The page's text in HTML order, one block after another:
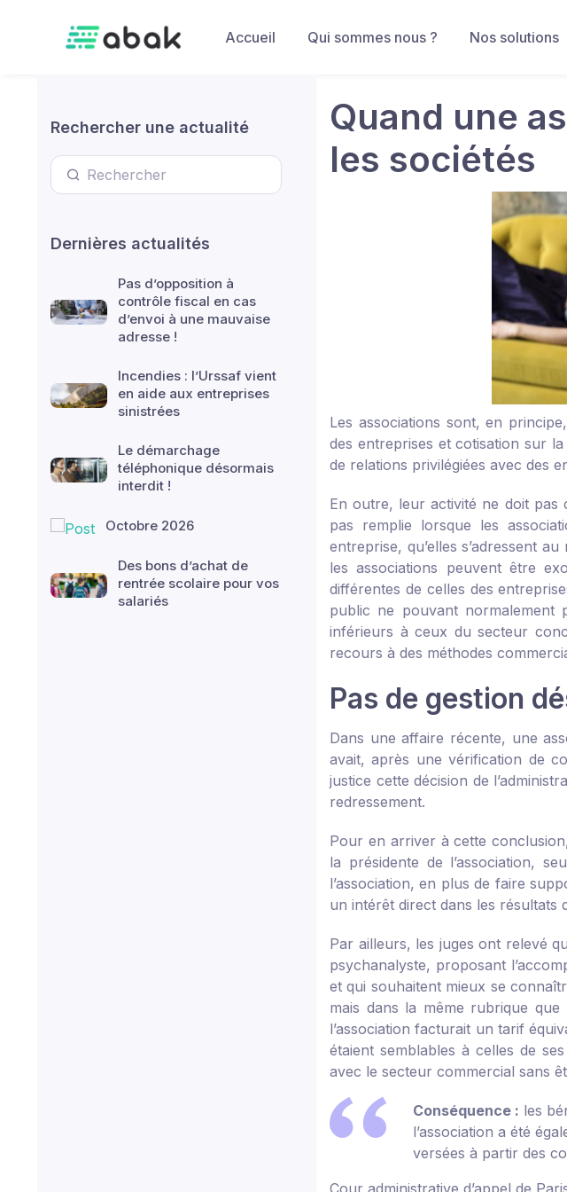
Accueil Qui sommes nous ? Nos solutions
Rechercher une actualité
Dernières actualités
Pas d’opposition à
contrôle fiscal en cas
d’envoi à une mauvaise
adresse !
Incendies : l’Urssaf vient
en aide aux entreprises
sinistrées
Le démarchage
téléphonique désormais
interdit !
Octobre 2026
Des bons d’achat de
rentrée scolaire pour vos
salariés
Quand une
les sociétés
Les associations sont, en
des entreprises et cotisation sur
de relations privilégiées avec des
En outre, leur activité ne doit pas
pas remplie lorsque les
entreprise, qu’elles s’adressent
les associations peuvent être
différentes de celles des
public ne pouvant normalement
inférieurs à ceux du secteur
recours à des méthodes
Pas de gestion
Dans une affaire récente, une
avait, après une vérification de
justice cette décision de
redressement.
Pour en arriver à cette
la présidente de l’association,
l’association, en plus de faire
un intérêt direct dans les résultats
Par ailleurs, les juges ont relevé
psychanalyste, proposant
et qui souhaitent mieux se
mais dans la même rubrique
l’association facturait un tarif
étaient semblables à celles de
avec le secteur commercial sans
Conséquence : les
l’association a été
versées à partir des
Cour administrative d’appel de